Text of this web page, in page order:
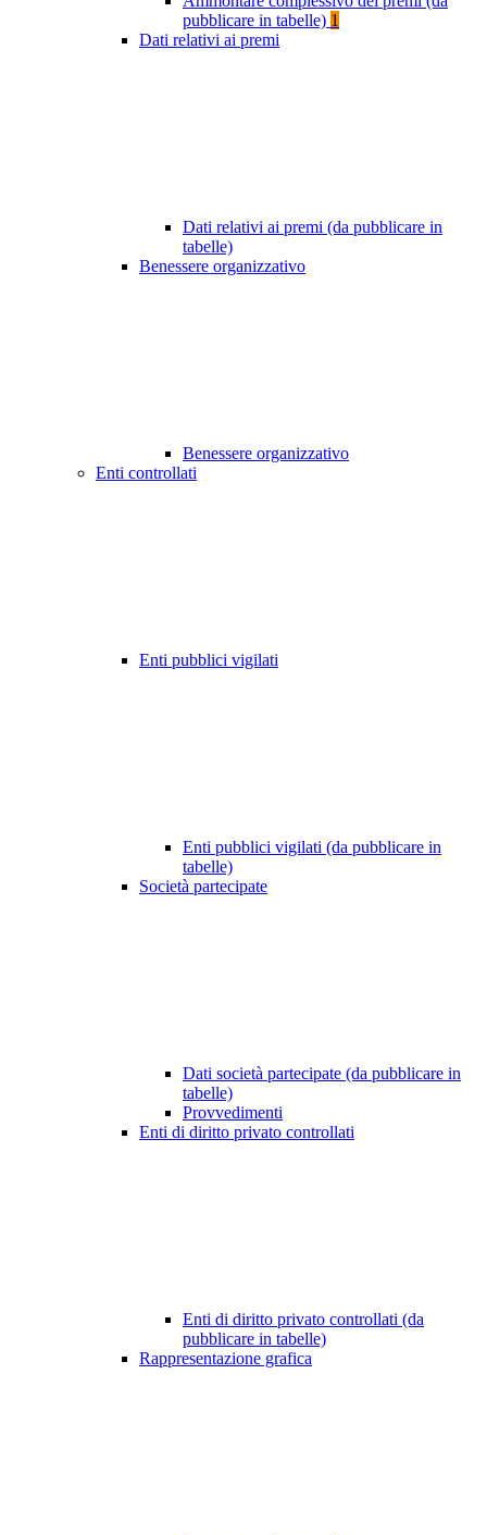
pubblicare in tabelle) 1
Dati relativi ai premi
Dati relativi ai premi (da pubblicare in
tabelle)
Benessere organizzativo
Benessere organizzativo
Enti controllati
Enti pubblici vigilati
Enti pubblici vigilati (da pubblicare in
tabelle)
Società partecipate
Dati società partecipate (da pubblicare in
tabelle)
Provvedimenti
Enti di diritto privato controllati
Enti di diritto privato controllati (da
pubblicare in tabelle)
Rappresentazione grafica